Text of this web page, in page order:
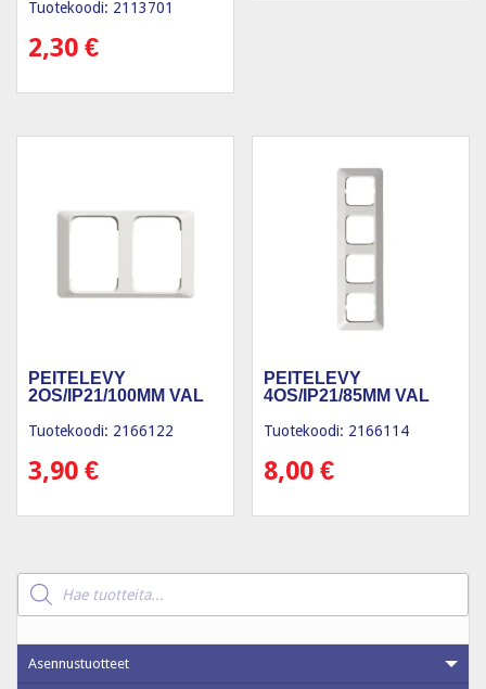
Tuotekoodi: 2113701
2,30 €
PEITELEVY
2OS/IP21/100MM VAL
Tuotekoodi: 2166122
3,90 €
PEITELEVY
4OS/IP21/85MM VAL
Tuotekoodi: 2166114
8,00€
Products
search
Asennustuotteet